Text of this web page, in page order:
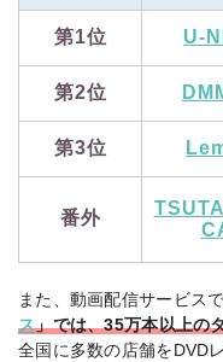
第1位 U-
第2位
第3位
番外
また、動画配信サービス
ス」では、35万本以上の
全国に多数の店舗をDVD